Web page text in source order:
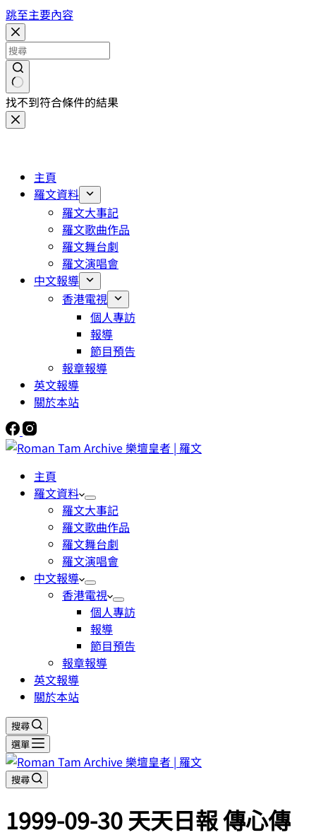
跳至主要內容
找不到符合條件的結果
主頁
羅文資料
羅文大事記
羅文歌曲作品
羅文舞台劇
羅文演唱會
中文報導
香港電視
個人專訪
報導
節目預告
報章報導
英文報導
關於本站
主頁
羅文資料
羅文大事記
羅文歌曲作品
羅文舞台劇
羅文演唱會
中文報導
香港電視
個人專訪
報導
節目預告
報章報導
英文報導
關於本站
搜尋
選單
搜尋
1999-09-30 天天日報 傳心傳